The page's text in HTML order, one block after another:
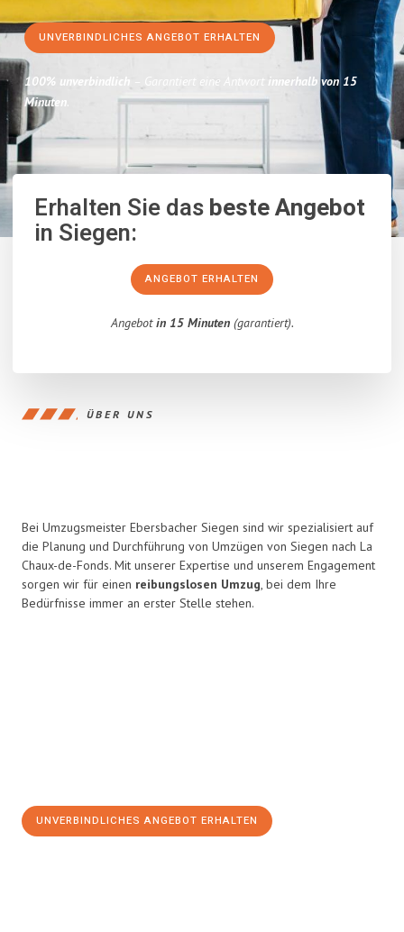
UNVERBINDLICHES ANGEBOT ERHALTEN
100% unverbindlich – Garantiert eine Antwort innerhalb von 15
Minuten.
Erhalten Sie dasbeste Angebot
in Siegen:
ANGEBOT ERHALTEN
Angebotin 15 Minuten(garantiert).
ÜBER UNS
Bei Umzugsmeister Ebersbacher Siegen sind wir spezialisiert auf
die Planung und Durchführung von Umzügen von Siegen nach La
Chaux-de-Fonds. Mit unserer Expertise und unserem Engagement
sorgen wir für einen reibungslosen Umzug, bei dem Ihre
Bedürfnisse immer an erster Stelle stehen.
UNVERBINDLICHES ANGEBOT ERHALTEN